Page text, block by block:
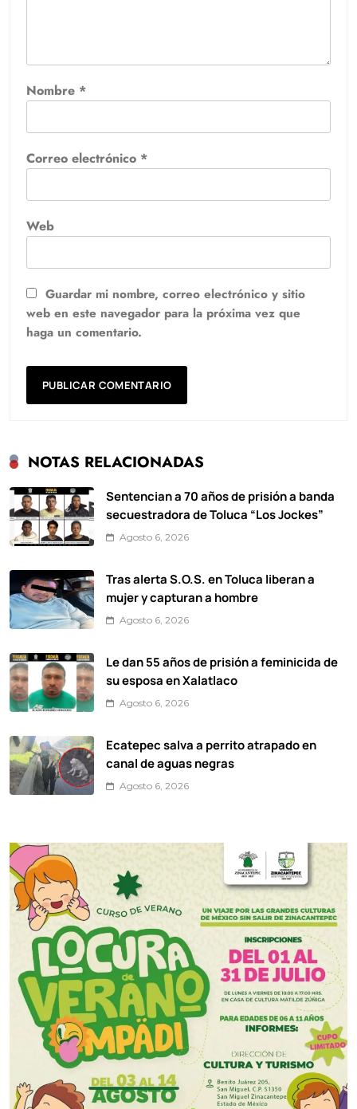
Nombre *
Correo electrónico *
Web
Guardar mi nombre, correo electrónico y sitio
web en este navegador para la próxima vez que
haga un comentario.
NOTAS RELACIONADAS
Sentencian a 70 años de prisión a banda
secuestradora de Toluca “Los Jockes”
Agosto 6, 2026
Tras alerta S.O.S. en Toluca liberan a
mujer y capturan a hombre
Agosto 6, 2026
Le dan 55 años de prisión a feminicida de
su esposa en Xalatlaco
Agosto 6, 2026
Ecatepec salva a perrito atrapado en
canal de aguas negras
Agosto 6, 2026